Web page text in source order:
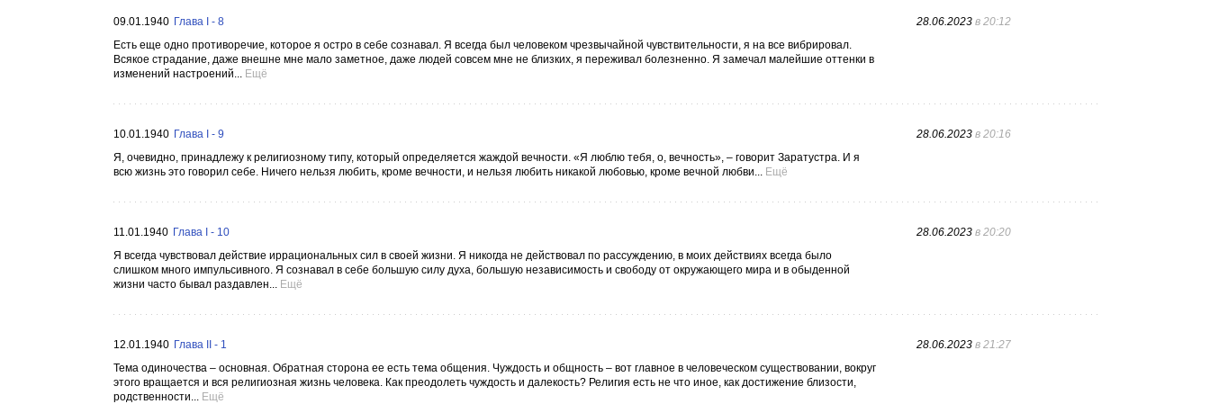
09.01.1940 Глава I - 8
Есть еще одно противоречие, которое я остро в себе сознавал. Я всегда был человеком чрезвычайной чувствительности, я на все вибрировал.
Всякое страдание, даже внешне мне мало заметное, даже людей совсем мне не близких, я переживал болезненно. Я замечал малейшие оттенки в
изменений настроений... Ещё
28.06.2023 в 20:12
10.01.1940 Глава I - 9
Я, очевидно, принадлежу к религиозному типу, который определяется жаждой вечности. «Я люблю тебя, о, вечность», – говорит Заратустра. И я
всю жизнь это говорил себе. Ничего нельзя любить, кроме вечности, и нельзя любить никакой любовью, кроме вечной любви... Ещё
28.06.2023 в 20:16
11.01.1940 Глава I - 10
Я всегда чувствовал действие иррациональных сил в своей жизни. Я никогда не действовал по рассуждению, в моих действиях всегда было
слишком много импульсивного. Я сознавал в себе большую силу духа, большую независимость и свободу от окружающего мира и в обыденной
жизни часто бывал раздавлен... Ещё
28.06.2023 в 20:20
12.01.1940 Глава II - 1
Тема одиночества – основная. Обратная сторона ее есть тема общения. Чуждость и общность – вот главное в человеческом существовании, вокруг
этого вращается и вся религиозная жизнь человека. Как преодолеть чуждость и далекость? Религия есть не что иное, как достижение близости,
родственности... Ещё
28.06.2023 в 21:27